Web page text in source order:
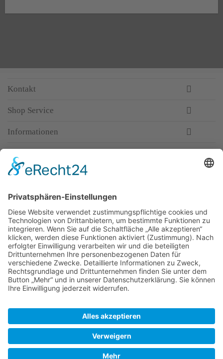
Kontakt
Shop Service
Informationen
Top-Anbieter
Spitzenqualität
Kompetente Beratung
Partner
* Alle Preise inkl. gesetzl. Mehrwertsteuer, inkl. Versandkosten
Warum WACCEX?
Allgemeine Geschäftsbedingungen und Kundeninformationen